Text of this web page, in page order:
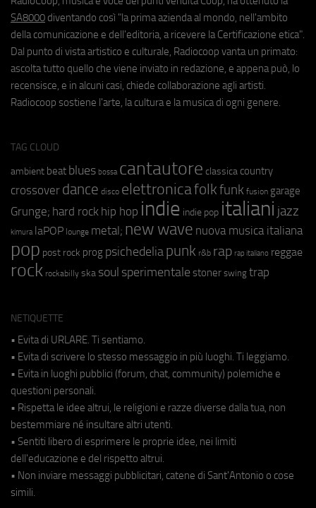
SA8000 diventando così "la prima azienda al mondo, nell'ambito
della comunicazione e dell'editoria, a ricevere la Certificazione etica".
Dal punto di vista artistico e culturale, Radiocoop vanta un primato:
ascolta tutto quello che viene inviato in redazione, e appena può, lo
recensisce, e in alcuni casi, chiede collaborazione agli artisti.
Radiocoop sostiene l'arte, la cultura e la musica di ogni genere.
TAG CLOUD
ambient beat blues bossa cantautore classica country
crossover dance disco elettronicafolkfunk fusion garage
Grunge; hard rock hip hop indie indie pop italiani jazz
kimura laPOP lounge metal; new wave nuova musica italiana
pop post rock prog psichedeliapunk r&b rap rap italiano reggae
rock rockabilly ska soul sperimentale stoner swing trap
NETIQUETTE
• Evita di URLARE. Ti sentiamo.
• Evita di scrivere lo stesso messaggio in più luoghi. Ti leggiamo.
• Evita in luoghi pubblici (forum, chat, community) polemiche e
questioni personali.
• Rispetta le idee altrui, le religioni e razze diverse dalla tua, non
bestemmiare né insultare altri utenti.
• Sentiti libero di esprimere le proprie idee, nei limiti
dell'educazione e del rispetto altrui.
• Non inviare messaggi pubblicitari, catene di Sant'Antonio o cose
simili.